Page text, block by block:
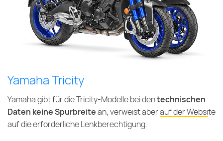
Yamaha Tricity
Yamaha gibt für die Tricity-Modelle bei dentechnischen
Daten keine Spurbreitean, verweist aberauf der Website
auf die erforderliche Lenkberechtigung.